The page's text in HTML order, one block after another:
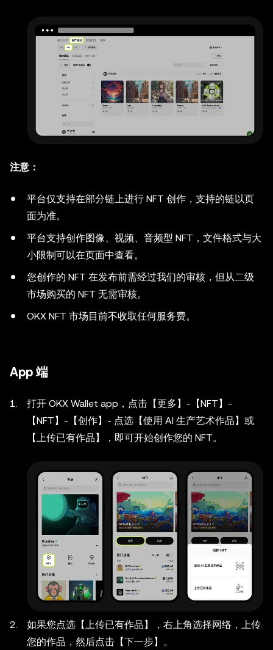
注意：
平台仅支持在部分链上进行 NFT 创作，支持的链以页
面为准。
平台支持创作图像、视频、音频型 NFT，文件格式与大
小限制可以在页面中查看。
您创作的 NFT 在发布前需经过我们的审核，但从二级
市场购买的 NFT 无需审核。
OKX NFT 市场目前不收取任何服务费。
App 端
打开 OKX Wallet app，点击【更多】-【NFT】-
【NFT】-【创作】- 点选【使用 AI 生产艺术作品】或
【上传已有作品】，即可开始创作您的 NFT。
如果您点选【上传已有作品】，右上角选择网络，上传
您的作品，然后点击【下一步】。